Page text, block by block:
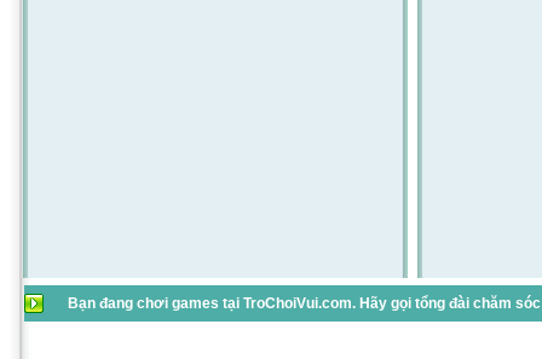
Bạn đang chơi games tại TroChoiVui.com. Hãy gọi tổng đài chăm